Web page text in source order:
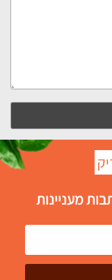
מעניינות